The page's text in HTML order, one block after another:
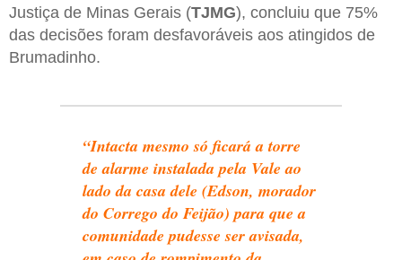
Justiça de Minas Gerais (TJMG), concluiu que 75%
das decisões foram desfavoráveis aos atingidos de
Brumadinho.
“Intacta mesmo só ficará a torre
de alarme instalada pela Vale ao
lado da casa dele (Edson, morador
do Corrego do Feijão) para que a
comunidade pudesse ser avisada,